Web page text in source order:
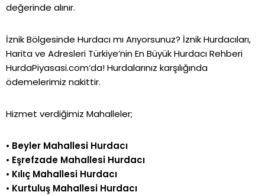
değerinde alınır.
İznik Bölgesinde Hurdacı mı Arıyorsunuz? İznik Hurdacıları,
Harita ve Adresleri Türkiye’nin En Büyük Hurdacı Rehberi
HurdaPiyasasi.com‘da!Hurdalarınız karşılığında
ödemelerimiz nakittir.
Hizmet verdiğimiz Mahalleler;
• Beyler Mahallesi Hurdacı
• Eşrefzade Mahallesi Hurdacı
• Kılıç Mahallesi Hurdacı
• Kurtuluş Mahallesi Hurdacı